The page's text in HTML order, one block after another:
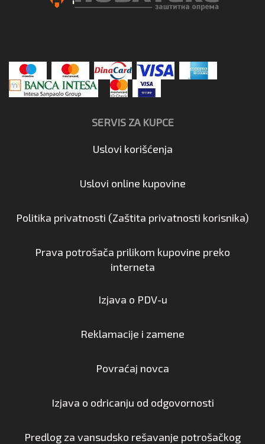
SERVIS ZA KUPCE
Uslovi korišćenja
Uslovi online kupovine
Politika privatnosti (Zaštita privatnosti korisnika)
Prava potrošača prilikom kupovine preko
interneta
Izjava o PDV-u
Reklamacije i zamene
Povraćaj novca
Izjava o odricanju od odgovornosti
Predlog za vansudsko rešavanje potrošačkog